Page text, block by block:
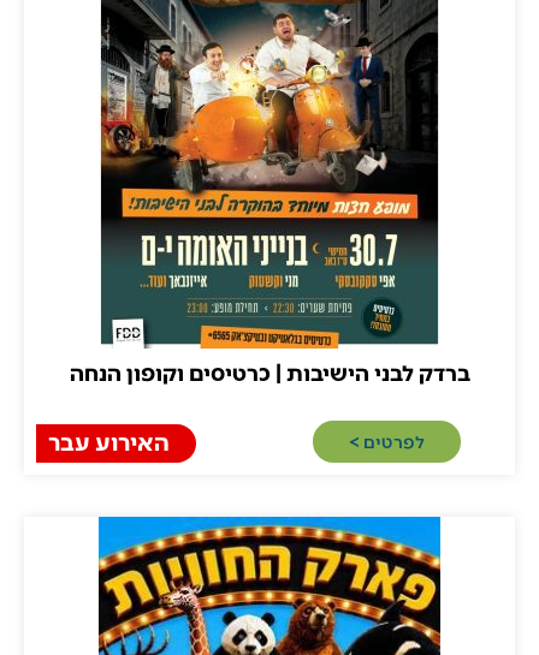
ברדק לבני הישיבות | כרטיסים וקופון הנחה
לפרטים >​ האירוע עבר